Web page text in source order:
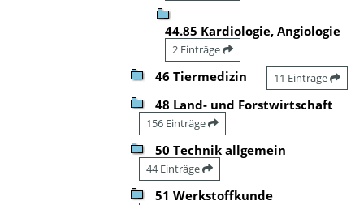
44.85 Kardiologie, Angiologie
2 Einträge
46 Tiermedizin 11 Einträge
48 Land- und Forstwirtschaft
156 Einträge
50 Technik allgemein
44 Einträge
51 Werkstoffkunde